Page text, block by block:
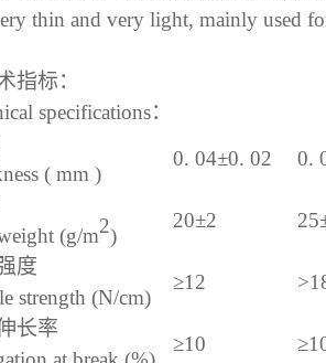
thin and very light, mainly used
指标：
specifications：
( mm )
0. 04±0. 02
0.
(g/m2)
20±2
度
strength (N/cm)
≥12
长率
≥10 ≥